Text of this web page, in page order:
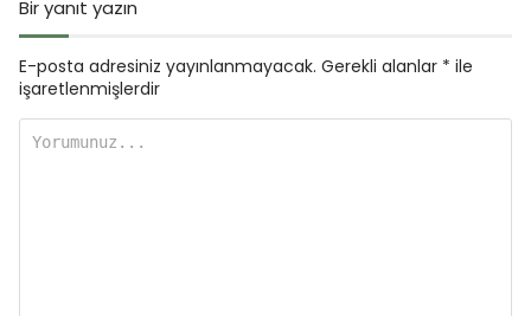
Bir yanıt yazın
E-posta adresiniz yayınlanmayacak. Gerekli alanlar * ile
işaretlenmişlerdir